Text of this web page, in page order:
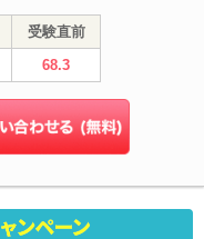
受験直前
68.3